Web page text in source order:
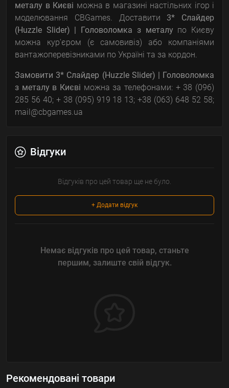
металу в Києві можна в магазині настільних ігор і
моделювання CBGames. Доставити 3* Слайдер
(Huzzle Slider) | Головоломка з металу по Києву
можна кур'єром (є самовивіз) або компаніями
вантажоперевізниками по Україні та за кордон.
Замовити 3* Слайдер (Huzzle Slider) | Головоломка
з металув Києві можна за телефонами: + 38 (096)
285 56 40; + 38 (095) 919 18 13; +38 (063) 648 52 58;
mail@cbgames.ua
Відгуки
Відгуків про цей товар ще не було.
+ Додати відгук
Немає відгуків про цей товар, станьте
першим, залиште свій відгук.
Рекомендовані товари